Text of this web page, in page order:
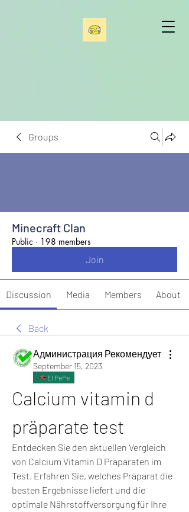
Groups
Minecraft Clan
Public · 198 members
Join
Discussion Media Members About
Back
Администрация Рекомендует
September 15, 2023
El PePe
Calcium vitamin d
präparate test
Entdecken Sie den aktuellen Vergleich
von Calcium Vitamin D Präparaten im
Test. Erfahren Sie, welches Präparat die
besten Ergebnisse liefert und die
optimale Nährstoffversorgung für Ihre